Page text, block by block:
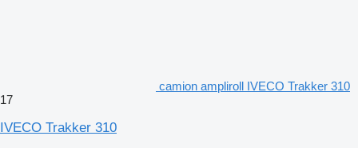
camion ampliroll IVECO Trakker 310
17
IVECO Trakker 310